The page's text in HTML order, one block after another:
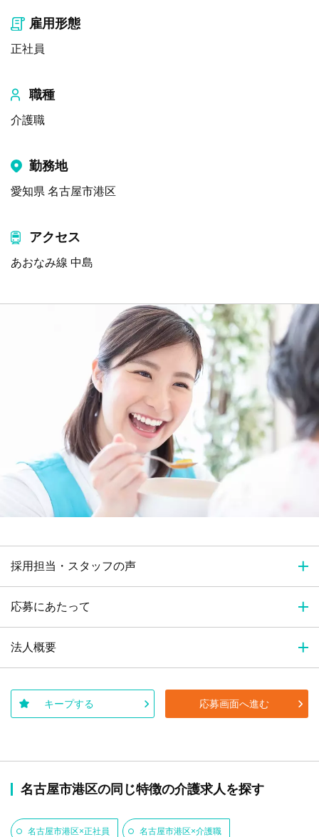
雇用形態
正社員
職種
介護職
勤務地
愛知県 名古屋市港区
アクセス
あおなみ線 中島
採用担当・スタッフの声
応募にあたって
法人概要
キープする 応募画面へ進む
名古屋市港区の同じ特徴の介護求人を探す
名古屋市港区×正社員 名古屋市港区×介護職